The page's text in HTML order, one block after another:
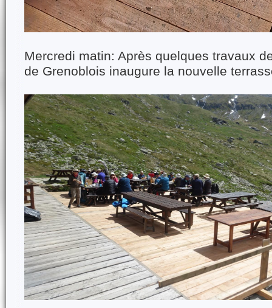
Mercredi matin: Après quelques travaux
de Grenoblois inaugure la nouvelle